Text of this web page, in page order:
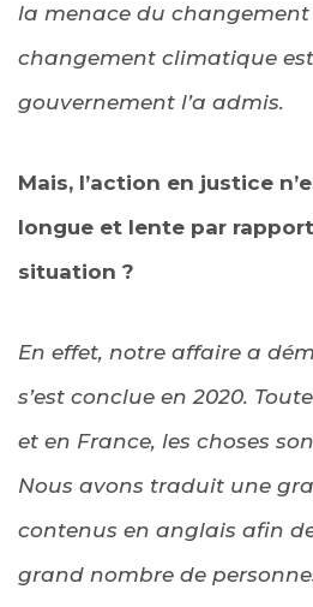
la menace du
changement climatique
gouvernement l’a admis.
Mais, l’action en justice
longue et lente par rapport
situation ?
En effet, notre affaire a
s’est conclue en 2020.
et en France, les choses
Nous avons traduit une
contenus en anglais afin
grand nombre de